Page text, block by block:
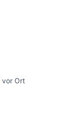
vor Ort